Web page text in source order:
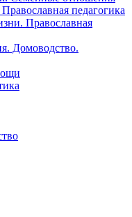
педагогика
Православная
Домоводство.